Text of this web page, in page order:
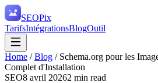
SEOPix
TarifsIntégrationsBlogOutil
Home /Blog / Schema.org pour les
Complet d'Installation
SEO8 avril 20262 min read